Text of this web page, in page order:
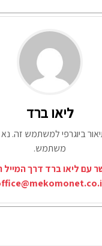
ליאו ברד
ביוגרפי למשתמש זה. נא
משתמש.
עם ליאו ברד דרך המייל